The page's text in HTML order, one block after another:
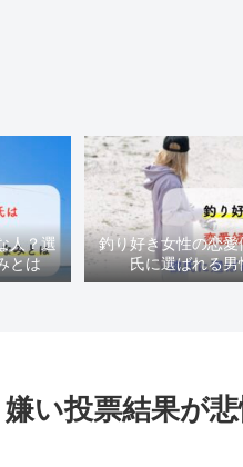
人？選
とは
釣り好き女性の恋
氏に選ばれる男
い投票結果が